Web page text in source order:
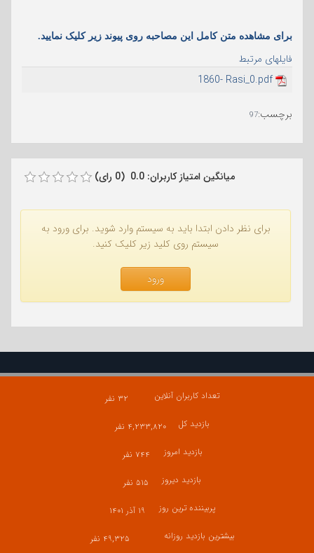
برای مشاهده متن کامل این مصاحبه روی پیوند زیر کلیک نمایید.
فایلهای مرتبط
1860- Rasi_0.pdf
برچسب:
97
میانگین امتیاز کاربران: 0.0 (0 رای)
برای نظر دادن ابتدا باید به سیستم وارد شوید. برای ورود به
سیستم روی کلید زیر کلیک کنید.
ورود
تعداد کاربران آنلاین
۳۲ نفر
بازدید کل
۴,۲۳۳,۸۲۰ نفر
بازدید امروز
۷۴۴ نفر
بازدید دیروز
۵۱۵ نفر
پربیننده ترین روز
۱۹ آذر ۱۴۰۱
بیشترین بازدید روزانه
۴۹,۳۲۵ نفر